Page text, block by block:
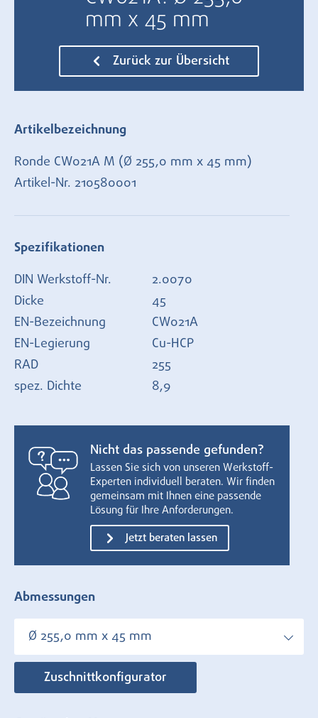
mm x 45 mm
Zurück zur Übersicht
Artikelbezeichnung
Ronde CW021A M (Ø 255,0 mm x 45 mm)
Artikel-Nr. 210580001
Spezifikationen
DIN Werkstoff-Nr.
2.0070
Dicke
45
EN-Bezeichnung
CW021A
EN-Legierung
Cu-HCP
RAD
255
spez. Dichte
8,9
Nicht das passende gefunden?
Lassen Sie sich von unseren Werkstoff-
Experten individuell beraten. Wir finden
gemeinsam mit Ihnen eine passende
Lösung für Ihre Anforderungen.
Jetzt beraten lassen
Abmessungen
Ø 255,0 mm x 45 mm
Zuschnittkonfigurator